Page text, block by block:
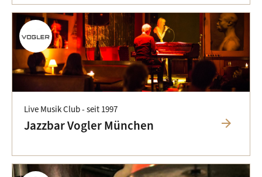
Live Musik Club - seit 1997
Jazzbar Vogler München arrow_forward